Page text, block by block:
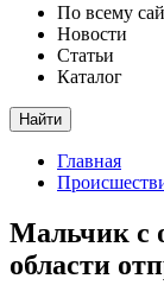
По всему
Новости
Статьи
Каталог
Найти
Главная
Мальчик с
области